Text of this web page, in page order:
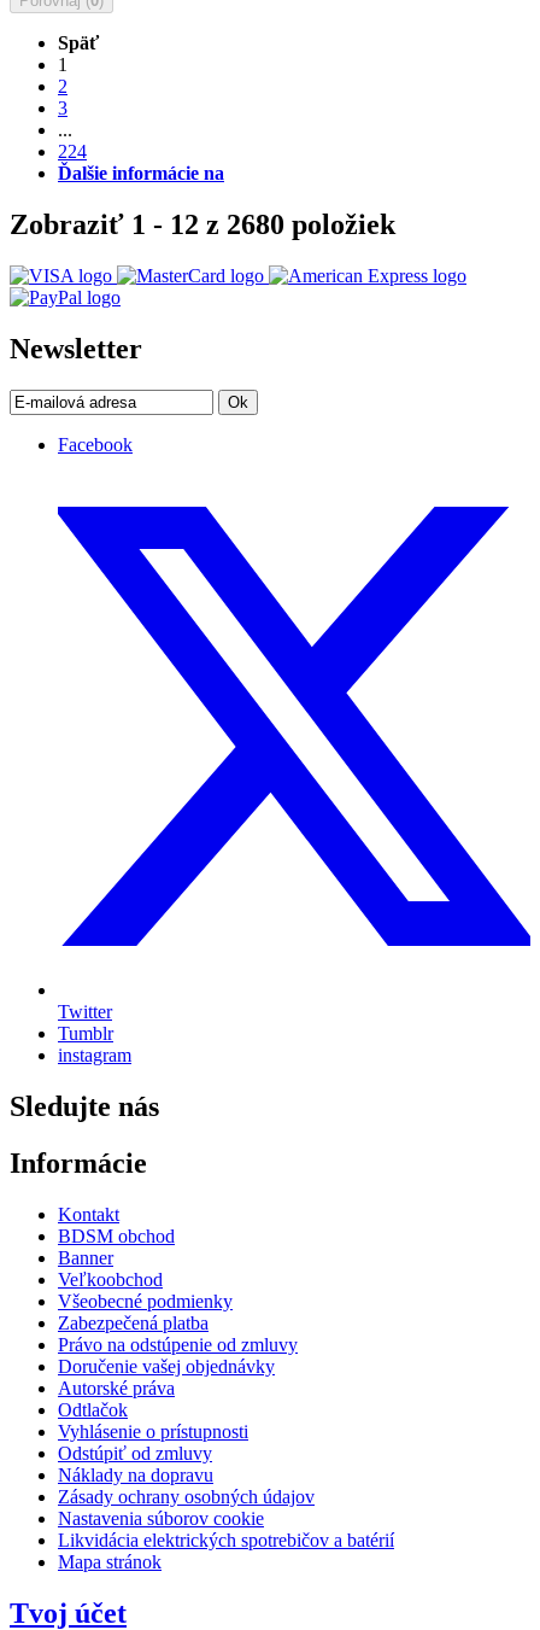
Späť
1
2
3
...
224
Ďalšie informácie na
Zobraziť 1 - 12 z 2680 položiek
Newsletter
Ok
Facebook
Twitter
Tumblr
instagram
Sledujte nás
Informácie
Kontakt
BDSM obchod
Banner
Veľkoobchod
Všeobecné podmienky
Zabezpečená platba
Právo na odstúpenie od zmluvy
Doručenie vašej objednávky
Autorské práva
Odtlačok
Vyhlásenie o prístupnosti
Odstúpiť od zmluvy
Náklady na dopravu
Zásady ochrany osobných údajov
Nastavenia súborov cookie
Likvidácia elektrických spotrebičov a batérií
Mapa stránok
Tvoj účet